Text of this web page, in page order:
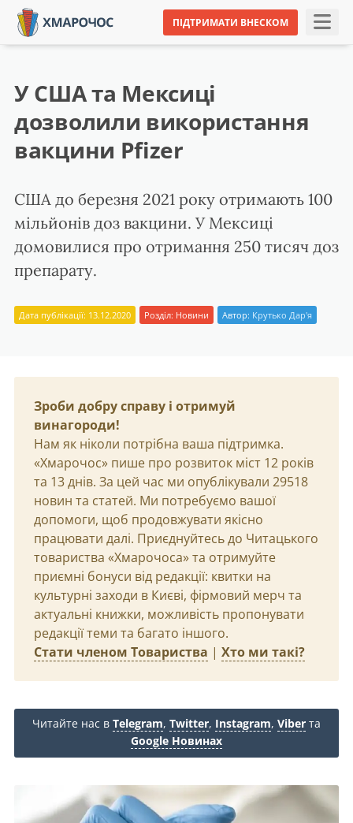
ПІДТРИМАТИ ВНЕСКОМ
У США та Мексиці
дозволили використання
вакцини Pfizer
США до березня 2021 року отримають 100
мільйонів доз вакцини. У Мексиці
домовилися про отримання 250 тисяч доз
препарату.
Дата публікації: 13.12.2020 Розділ: Новини Автор: Крутько Дар'я
Зроби добру справу і отримуй
винагороди!
Нам як ніколи потрібна ваша підтримка.
«Хмарочос» пише про розвиток міст 12 років
та 13 днів. За цей час ми опублікували 29518
новин та статей. Ми потребуємо вашої
допомоги, щоб продовжувати якісно
працювати далі. Приєднуйтесь до Читацького
товариства «Хмарочоса» та отримуйте
приємні бонуси від редакції: квитки на
культурні заходи в Києві, фірмовий мерч та
актуальні книжки, можливість пропонувати
редакції теми та багато іншого.
Стати членом Товариства | Хто ми такі?
Читайте нас в Telegram, Twitter, Instagram, Viber та
Google Новинах